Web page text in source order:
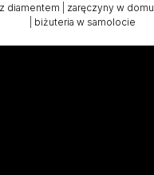
diamentem
zaręczyny w domu
biżuteria w samolocie